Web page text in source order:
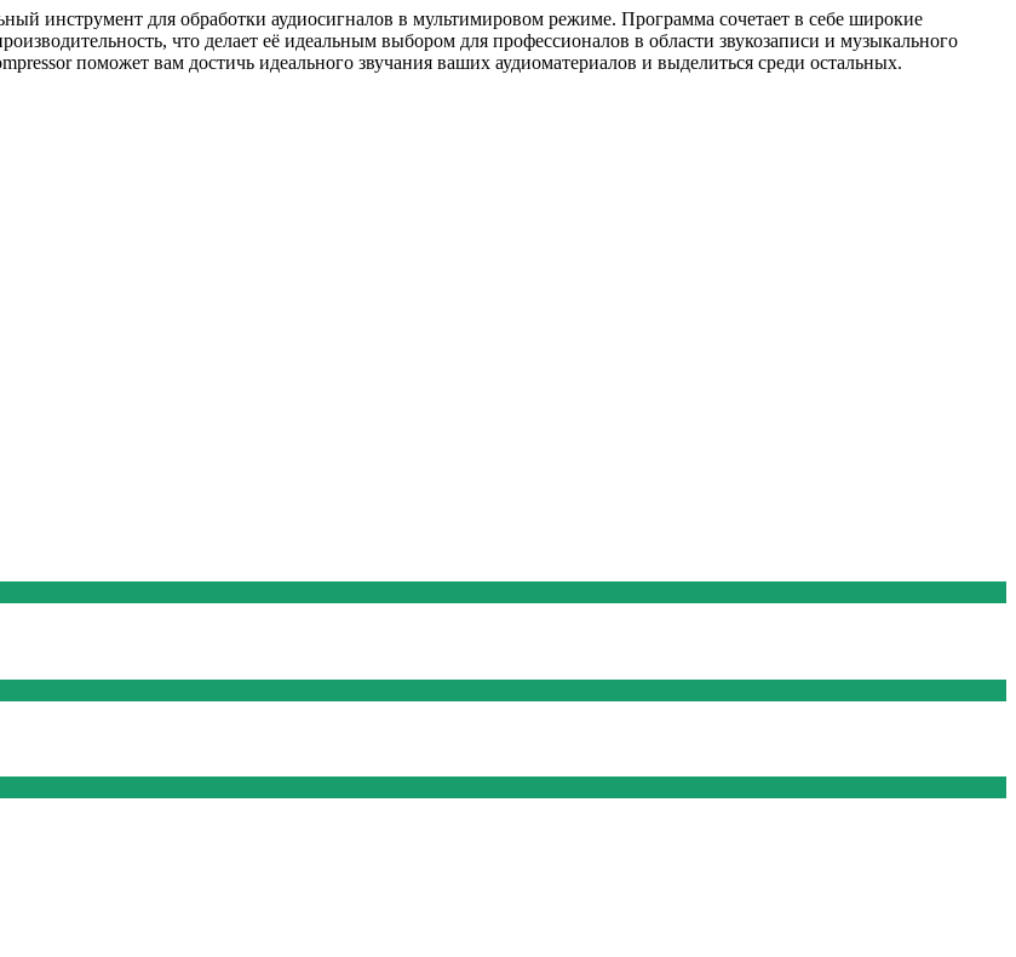
инструмент для обработки аудиосигналов в мультимировом режиме. Программа сочетает в себе широкие
что делает её идеальным выбором для профессионалов в области звукозаписи и музыкального
поможет вам достичь идеального звучания ваших аудиоматериалов и выделиться среди остальных.